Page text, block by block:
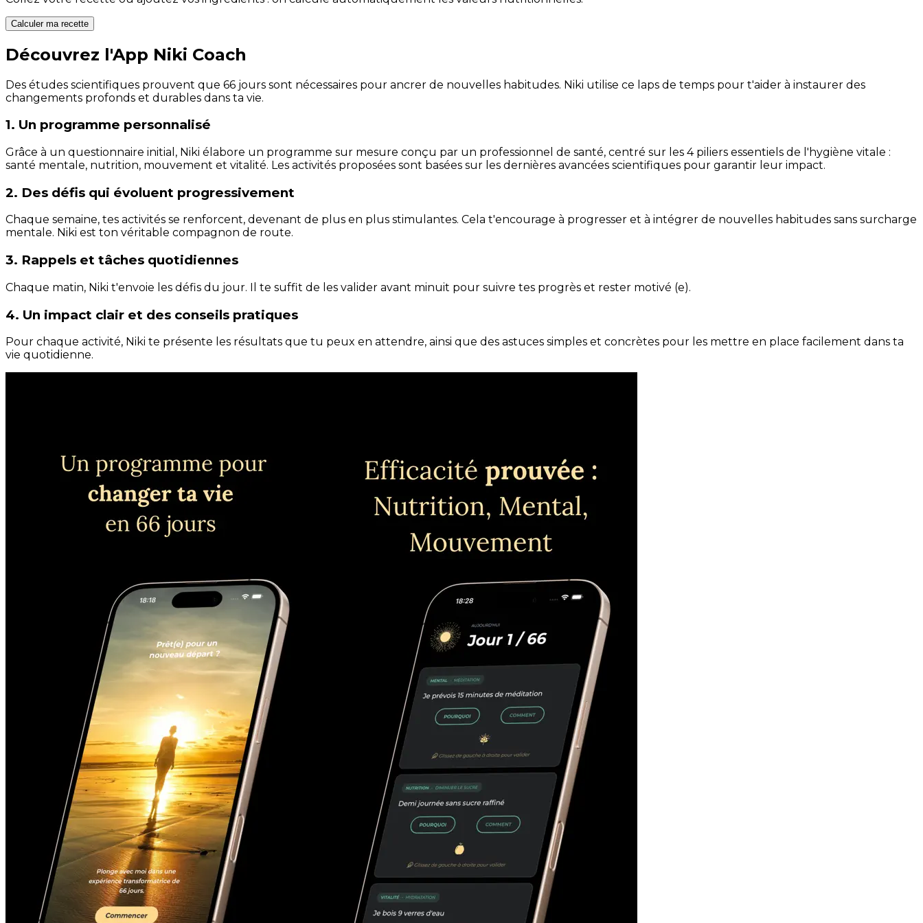
Calculer ma recette
Découvrez l'App Niki Coach
Des études scientifiques prouvent que 66 jours sont nécessaires pour ancrer de nouvelles habitudes. Niki utilise ce laps de temps pour t'aider à instaurer des
changements profonds et durables dans ta vie.
1. Un programme personnalisé
Grâce à un questionnaire initial, Niki élabore un programme sur mesure conçu par un professionnel de santé, centré sur les 4 piliers essentiels de l'hygiène vitale :
santé mentale, nutrition, mouvement et vitalité. Les activités proposées sont basées sur les dernières avancées scientifiques pour garantir leur impact.
2. Des défis qui évoluent progressivement
Chaque semaine, tes activités se renforcent, devenant de plus en plus stimulantes. Cela t'encourage à progresser et à intégrer de nouvelles habitudes sans surcharge
mentale. Niki est ton véritable compagnon de route.
3. Rappels et tâches quotidiennes
Chaque matin, Niki t'envoie les défis du jour. Il te suffit de les valider avant minuit pour suivre tes progrès et rester motivé (e).
4. Un impact clair et des conseils pratiques
Pour chaque activité, Niki te présente les résultats que tu peux en attendre, ainsi que des astuces simples et concrètes pour les mettre en place facilement dans ta
vie quotidienne.